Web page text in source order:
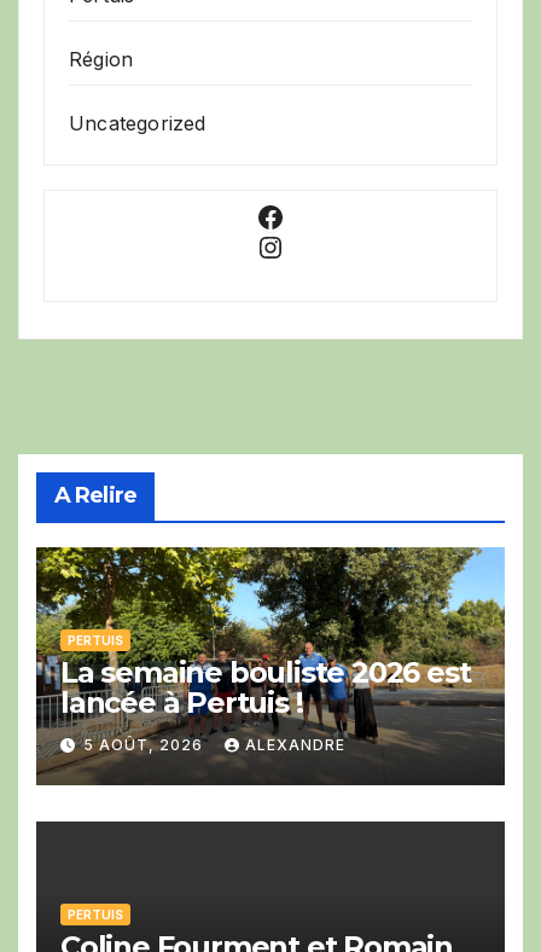
Région
Uncategorized
Facebook
Instagram
A Relire
PERTUIS
La semaine bouliste 2026 est
lancée à Pertuis !
5 AOÛT, 2026 ALEXANDRE
PERTUIS